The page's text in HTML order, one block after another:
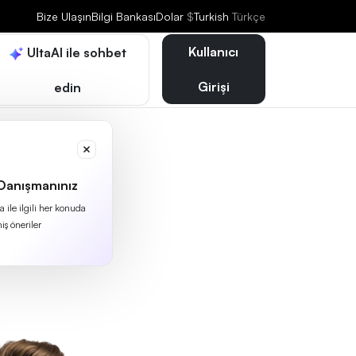
Bize UlaşınBilgi BankasıDolar $Turkish Türkçe
UltaAI ile sohbet
edin
ile ilgili her konuda
öneriler
Kullanıcı
Girişi